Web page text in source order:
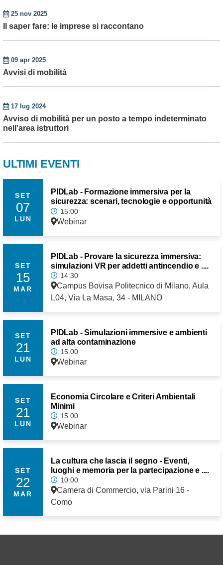
25 nov 2025
Il saper fare: le imprese si raccontano
09 apr 2025
Avvisi di mobilità
17 lug 2024
Avviso di mobilità per un posto a tempo indeterminato
nell'area istruttori
ULTIMI EVENTI
SET
07
LUN
PIDLab - Formazione immersiva per la
sicurezza: scenari, tecnologie e opportunità
15:00
Webinar
SET
15
MAR
PIDLab - Provare la sicurezza immersiva:
simulazioni VR per addetti antincendio e ....
14:30
Campus Bovisa Politecnico di Milano, Aula
L04, Via La Masa, 34 - MILANO
SET
21
LUN
PIDLab - Simulazioni immersive e ambienti
ad alta contaminazione
15:00
Webinar
SET
21
LUN
Economia Circolare e Criteri Ambientali
Minimi
15:00
Webinar
SET
22
MAR
La cultura che lascia il segno - Eventi,
luoghi e memoria per la partecipazione e ....
10:00
Camera di Commercio, via Parini 16 -
Como